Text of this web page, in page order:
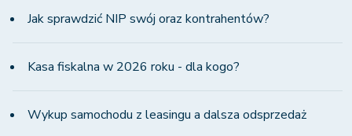
Jak sprawdzić NIP swój oraz kontrahentów?
Kasa fiskalna w 2026 roku - dla kogo?
Wykup samochodu z leasingu a dalsza odsprzedaż